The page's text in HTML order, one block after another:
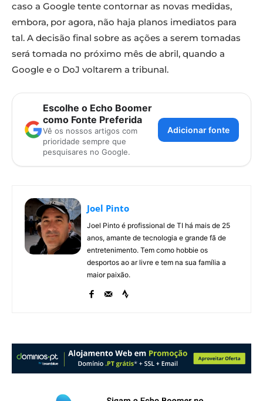
caso a Google tente contornar as novas medidas,
embora, por agora, não haja planos imediatos para
tal. A decisão final sobre as ações a serem tomadas
será tomada no próximo mês de abril, quando a
Google e o DoJ voltarem a tribunal.
Escolhe o Echo Boomer
como Fonte Preferida
Vê os nossos artigos com
prioridade sempre que
pesquisares no Google.
Adicionar fonte
Joel Pinto
Joel Pinto é profissional de TI há mais de 25
anos, amante de tecnologia e grande fã de
entretenimento. Tem como hobbie os
desportos ao ar livre e tem na sua família a
maior paixão.